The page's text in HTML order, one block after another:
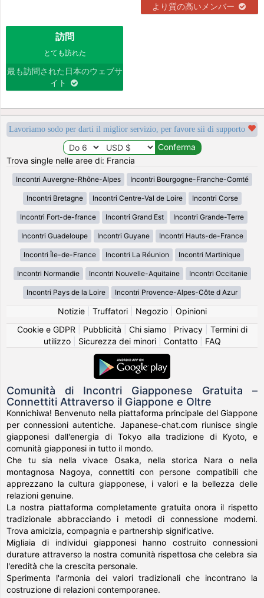
より質の高いメンバー
訪問
とても訪れた
最も訪問された日本のウェブサ
イト
Lavoriamo sodo per darti il miglior servizio, per favore sii di supporto
Trova single nelle aree di: Francia
Incontri Auvergne-Rhône-Alpes Incontri Bourgogne-Franche-Comté
Incontri Bretagne Incontri Centre-Val de Loire Incontri Corse
Incontri Fort-de-france Incontri Grand Est Incontri Grande-Terre
Incontri Guadeloupe Incontri Guyane Incontri Hauts-de-France
Incontri Île-de-France Incontri La Réunion Incontri Martinique
Incontri Normandie Incontri Nouvelle-Aquitaine Incontri Occitanie
Incontri Pays de la Loire Incontri Provence-Alpes-Côte d Azur
Notizie| Truffatori| Negozio| Opinioni
Cookie e GDPR
Pubblicità Chi siamo| Privacy| Termini di
utilizzo| Sicurezza dei minori| Contatto| FAQ
Comunità di Incontri Giapponese Gratuita –
Connettiti Attraverso il Giappone e Oltre
Konnichiwa! Benvenuto nella piattaforma principale del Giappone
per connessioni autentiche. Japanese-chat.com riunisce single
giapponesi dall'energia di Tokyo alla tradizione di Kyoto, e
comunità giapponesi in tutto il mondo.
Che tu sia nella vivace Osaka, nella storica Nara o nella
montagnosa Nagoya, connettiti con persone compatibili che
apprezzano la cultura giapponese, i valori e la bellezza delle
relazioni genuine.
La nostra piattaforma completamente gratuita onora il rispetto
tradizionale abbracciando i metodi di connessione moderni.
Trova amicizia, compagnia e partnership significative.
Migliaia di individui giapponesi hanno costruito connessioni
durature attraverso la nostra comunità rispettosa che celebra sia
l'eredità che la crescita personale.
Sperimenta l'armonia dei valori tradizionali che incontrano la
costruzione di relazioni contemporanee.